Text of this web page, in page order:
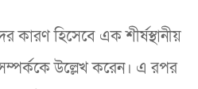
কারণ হিসেবে এক শীর্ষস্থানীয়
উল্লেখ করেন। এ রপর